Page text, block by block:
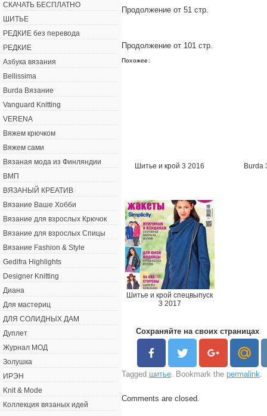
Продолжение от 51 стр.
Продолжение от 101 стр.
Похожее:
Шитье и крой 3 2016 Burda
Шитье и крой спецвыпуск
3 2017
Сохраняйте на своих страницах
Tagged шитье. Bookmark the permalink
Comments are closed.
СКАЧАТЬ БЕСПЛАТНО
ШИТЬЕ
РЕДКИЕ без перевода
РЕДКИЕ
Азбука вязания
Bellissima
Burda Вязание
Vanguard Knitting
VERENA
Вяжем крючком
Вяжем сами
Вязаная мода из Финляндии
ВМП
ВЯЗАНЫЙ КРЕАТИВ
Вязание Ваше Хобби
Вязание для взрослых Крючок
Вязание для взрослых Спицы
Вязание Fashion & Style
Gedifra Highlights
Designer Knitting
Диана
Для мастериц
ДЛЯ СОЛИДНЫХ ДАМ
Дуплет
Журнал МОД
Золушка
ИРЭН
Knit & Mode
Коллекция вязаных идей